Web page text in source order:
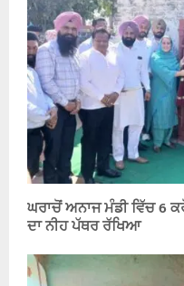
ਘਰਾਚੋਂ ਅਨਾਜ ਮੰਡੀ ਵਿੱਚ 6
ਦਾ ਨੀਹ ਪੱਥਰ ਰੱਖਿਆ